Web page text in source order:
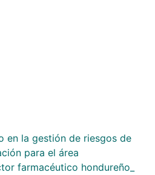
en la gestión de riesgos de
para el área
farmacéutico hondureño_